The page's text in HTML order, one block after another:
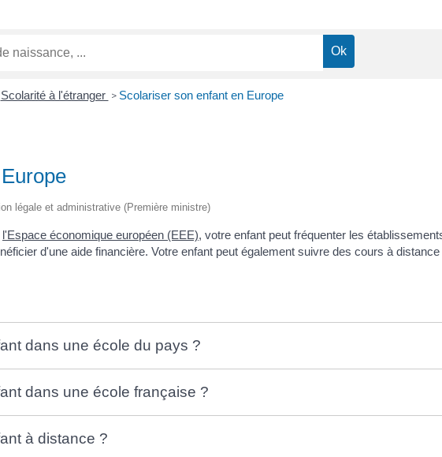
Scolarité à l'étranger > Scolariser son enfant en Europe
légale et administrative (Première ministre)
l'Espace économique européen (EEE), votre enfant peut fréquenter les
d'une aide financière. Votre enfant peut également suivre des cours à
dans une école du pays ?
dans une école française ?
à distance ?